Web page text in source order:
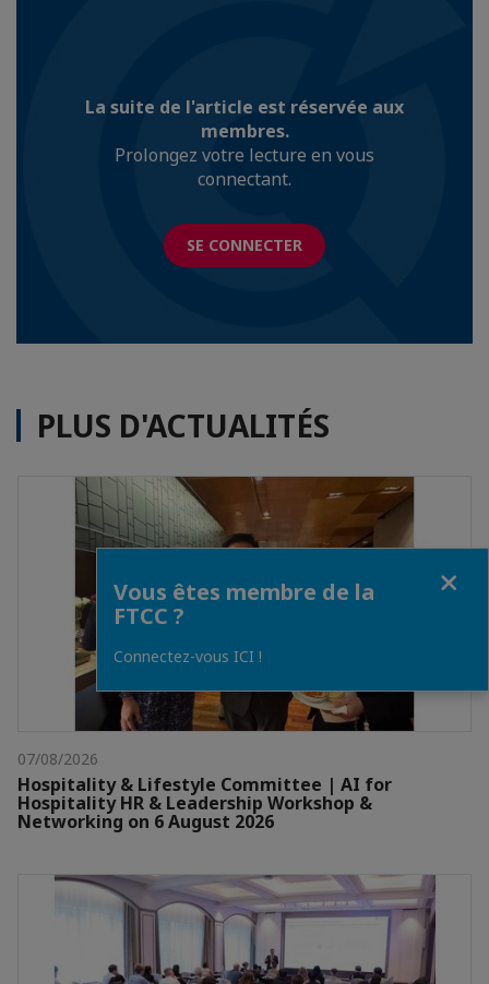
La suite de l'article est réservée aux
membres.
Prolongez votre lecture en vous
connectant.
SE CONNECTER
PLUS D'ACTUALITÉS
07/08/2026
Hospitality & Lifestyle Committee | AI for
Hospitality HR & Leadership Workshop &
Networking on 6 August 2026
Vous êtes membre de la
FTCC ?
Connectez-vous ICI !